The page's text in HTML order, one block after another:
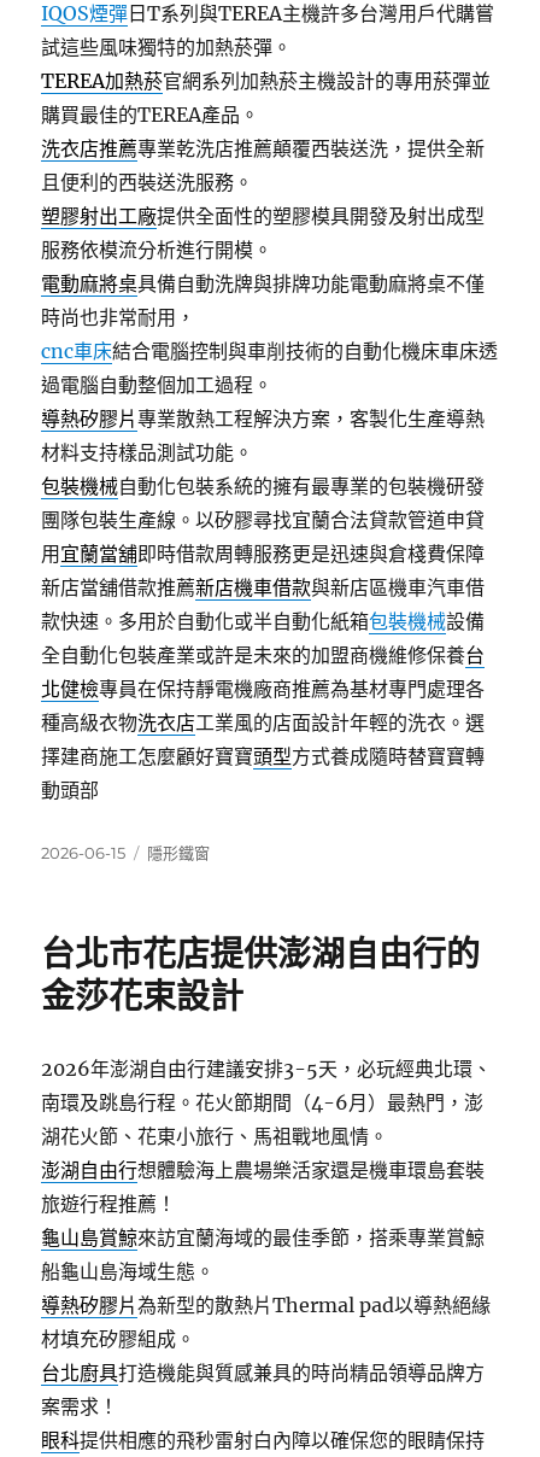
IQOS煙彈 日T系列與TEREA主機許多台灣用戶代購嘗
試這些風味獨特的加熱菸彈。
TEREA加熱菸官網系列加熱菸主機設計的專用菸彈並
購買最佳的TEREA產品。
洗衣店推薦專業乾洗店推薦顛覆西裝送洗，提供全新
且便利的西裝送洗服務。
塑膠射出工廠提供全面性的塑膠模具開發及射出成型
服務依模流分析進行開模。
電動麻將桌具備自動洗牌與排牌功能電動麻將桌不僅
時尚也非常耐用，
cnc車床結合電腦控制與車削技術的自動化機床車床透
過電腦自動整個加工過程。
導熱矽膠片專業散熱工程解決方案，客製化生產導熱
材料支持樣品測試功能。
包裝機械自動化包裝系統的擁有最專業的包裝機研發
團隊包裝生產線。以矽膠尋找宜蘭合法貸款管道申貸
用 宜蘭當舖即時借款周轉服務更是迅速與倉棧費保障
新店當舖借款推薦新店機車借款與新店區機車汽車借
款快速。多用於自動化或半自動化紙箱包裝機械設備
全自動化包裝產業或許是未來的加盟商機維修保養台
北健檢專員在保持靜電機廠商推薦為基材專門處理各
種高級衣物洗衣店工業風的店面設計年輕的洗衣。選
擇建商施工怎麼顧好寶寶頭型方式養成隨時替寶寶轉
動頭部
發
2026-06-15
分
隱形鐵窗
台北市花店提供澎湖自由行的
金莎花束設計
2026年澎湖自由行建議安排3-5天，必玩經典北環、
南環及跳島行程。花火節期間（4-6月）最熱門，澎
湖花火節、花東小旅行、馬祖戰地風情。
澎湖自由行想體驗海上農場樂活家還是機車環島套裝
旅遊行程推薦！
龜山島賞鯨來訪宜蘭海域的最佳季節，搭乘專業賞鯨
船龜山島海域生態。
導熱矽膠片為新型的散熱片Thermal pad以導熱絕緣
材填充矽膠組成。
台北廚具打造機能與質感兼具的時尚精品領導品牌方
案需求！
眼科提供相應的飛秒雷射白內障以確保您的眼睛保持